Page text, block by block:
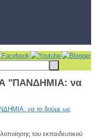
"ΠΑΝΔΗΜΙΑ: να
του εκπαιδευτικού